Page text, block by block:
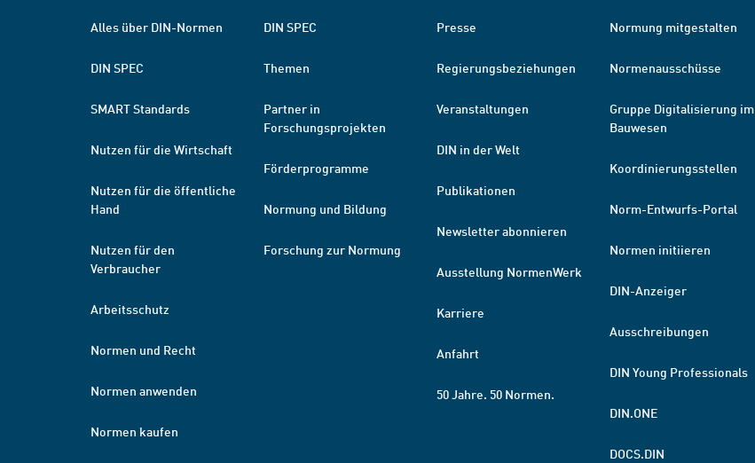
Alles über DIN-Normen
DIN SPEC
SMART Standards
Nutzen für die Wirtschaft
Nutzen für die öffentliche
Hand
Nutzen für den
Verbraucher
Arbeitsschutz
Normen und Recht
Normen anwenden
Normen kaufen
DIN SPEC
Themen
Partner in
Forschungsprojekten
Förderprogramme
Normung und Bildung
Forschung zur Normung
Presse
Regierungsbeziehungen
Veranstaltungen
DIN in der Welt
Publikationen
Newsletter abonnieren
Ausstellung NormenWerk
Karriere
Anfahrt
50 Jahre. 50 Normen.
Normung mitgestalten
Normenausschüsse
Gruppe Digitalisierung im
Bauwesen
Koordinierungsstellen
Norm-Entwurfs-Portal
Normen initiieren
DIN-Anzeiger
Ausschreibungen
DIN Young Professionals
DIN.ONE
DOCS.DIN